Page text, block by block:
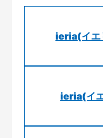
ieria(イエ
ieria(イ